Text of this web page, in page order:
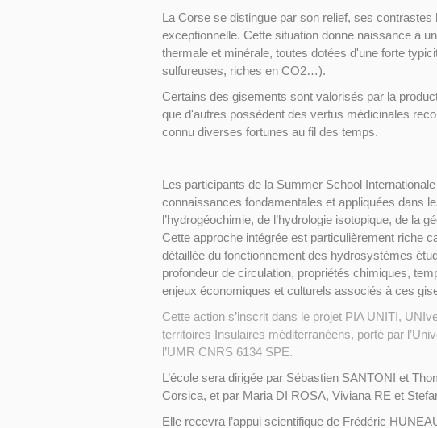
La Corse se distingue par son relief, ses
exceptionnelle. Cette situation donne naissance à
thermale et minérale, toutes dotées d'une forte
sulfureuses, riches en CO2…).
Certains des gisements sont valorisés par la
que d'autres possèdent des vertus médicinales
connu diverses fortunes au fil des temps.
Les participants de la Summer School
connaissances fondamentales et appliquées dans
l’hydrogéochimie, de l’hydrologie isotopique, de la
Cette approche intégrée est particulièrement riche
détaillée du fonctionnement des hydrosystèmes
profondeur de circulation, propriétés chimiques,
enjeux économiques et culturels associés à ces
Cette action s’inscrit dans le projet PIA UNITI,
territoires Insulaires méditerranéens, porté par
l’UMR CNRS 6134 SPE.
L’école sera dirigée par Sébastien SANTONI et
Corsica, et par Maria DI ROSA, Viviana RE et
Elle recevra l’appui scientifique de Frédéric